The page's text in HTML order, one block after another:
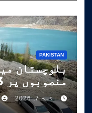
PAKISTAN
زائد خرچ
اگست 7, 2026